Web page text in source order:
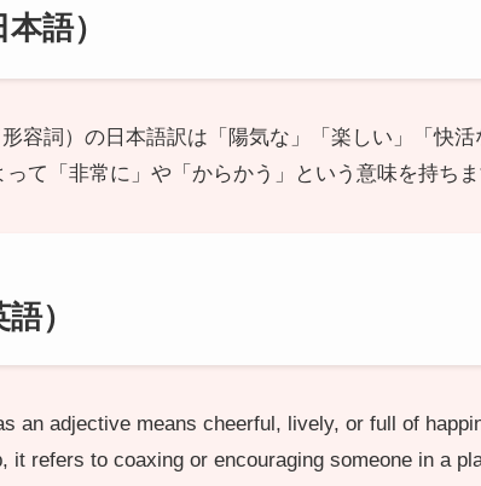
語）
容詞）の日本語訳は「陽気な」「楽しい」「快
って「非常に」や「からかう」という意味を持ちま
）
an adjective means cheerful, lively, or full of
it refers to coaxing or encouraging someone in a